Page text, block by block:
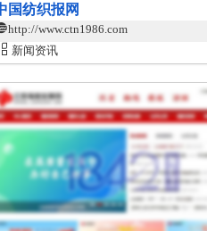
国纺织报网
http://www.ctn1986.com
新闻资讯